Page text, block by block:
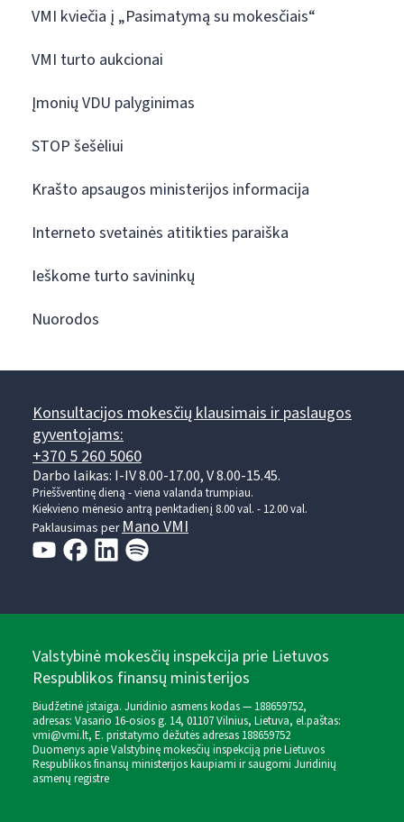
VMI kviečia į „Pasimatymą su mokesčiais“
VMI turto aukcionai
Įmonių VDU palyginimas
STOP šešėliui
Krašto apsaugos ministerijos informacija
Interneto svetainės atitikties paraiška
Ieškome turto savininkų
Nuorodos
Konsultacijos mokesčių klausimais ir paslaugos
gyventojams:
+370 5 260 5060
Darbo laikas: I-IV 8.00-17.00, V 8.00-15.45.
Prieššventinę dieną - viena valanda trumpiau.
Kiekvieno mėnesio antrą penktadienį 8.00 val. - 12.00 val.
Paklausimas perMano VMI
Valstybinė mokesčių inspekcija prie Lietuvos
Respublikos finansų ministerijos
Biudžetinė įstaiga. Juridinio asmens kodas — 188659752,
adresas: Vasario 16-osios g. 14, 01107 Vilnius, Lietuva, el.paštas:
vmi@vmi.lt, E. pristatymo dėžutės adresas 188659752
Duomenys apie Valstybinę mokesčių inspekciją prie Lietuvos
Respublikos finansų ministerijos kaupiami ir saugomi Juridinių
asmenų registre